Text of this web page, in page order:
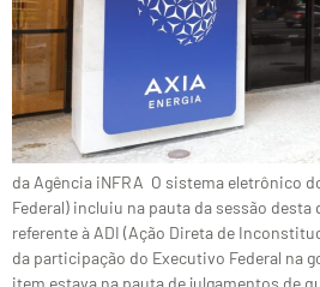
da Agência iNFRA O sistema eletrônico
Federal) incluiu na pauta da sessão
referente à ADI (Ação Direta de
da participação do Executivo Federal na
item estava na pauta de julgamentos de